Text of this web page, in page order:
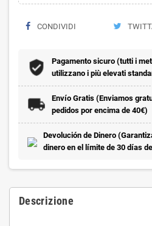
CONDIVIDI
Pagamento sicuro (tutti i
utilizzano i più elevati
Envío Gratis (Enviamos
pedidos por encima de 40€)
Devolución de Dinero
dinero en el límite de 30 días
Descrizione